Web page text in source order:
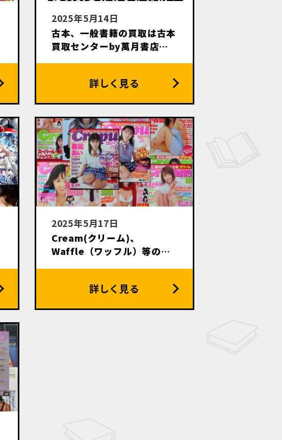
古本、一般書籍の買取は古本
買取センターby萬月書店に
2025年5月14日
Cream(クリーム)、
Waffle（ワッフル）等のお
2025年5月17日